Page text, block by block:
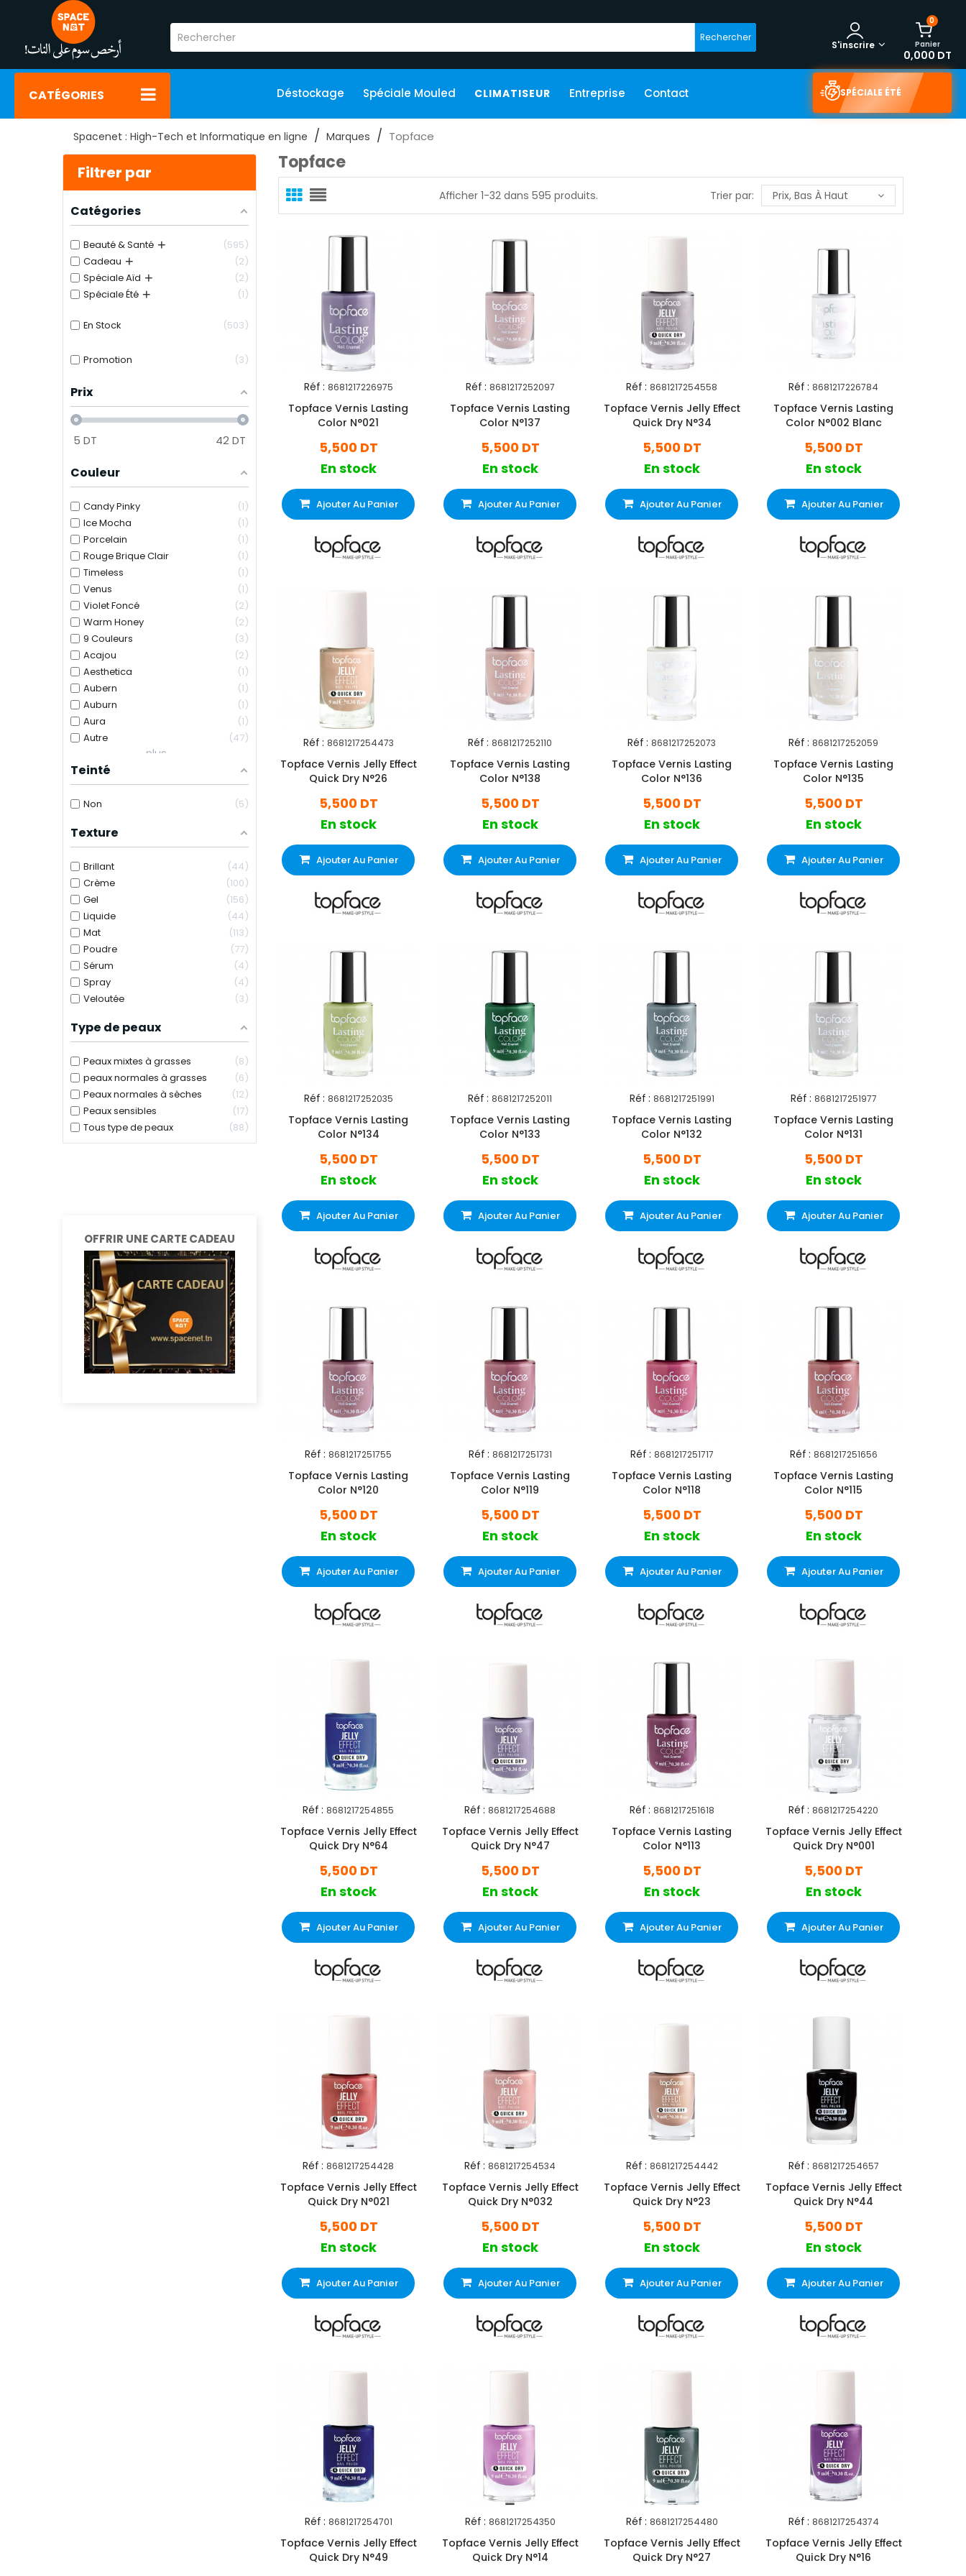
Rechercher
0
Panier
0,000 DT
S'inscrire
CATÉGORIES Déstockage Spéciale Mouled CLIMATISEUR Entreprise Contact SPÉCIALE ÉTÉ
Spacenet : High-Tech et Informatique en ligne Marques Topface
Filtrer par
Catégories
Beauté & Santé +
595
Cadeau +
2
Spéciale Aïd +
2
Spéciale Été + 1
En Stock 503
Promotion 3
Prix
5 DT 42 DT
Couleur
Candy Pinky
1
Ice Mocha
1
Porcelain
1
Rouge Brique Clair
1
Timeless
1
Venus
1
Violet Foncé
2
Warm Honey
2
9 Couleurs
3
Acajou
2
Aesthetica
1
Aubern
1
Auburn
1
Aura
1
Autre
47
plus...
Teinté
Non 5
Texture
Brillant
44
Crème
100
Gel
156
Liquide
44
Mat
113
Poudre
77
Sérum
4
Spray
4
Veloutée
3
Type de peaux
Peaux mixtes à grasses
8
peaux normales à grasses
6
Peaux normales à sèches
12
Peaux sensibles
17
Tous type de peaux
88
OFFRIR UNE CARTE CADEAU
Topface
Afficher 1-32 dans 595 produits. Trier par: Prix, Bas À Haut
Réf : 8681217226975
Topface Vernis Lasting
Color N°021
5,500 DT
En stock
Ajouter Au Panier
Réf : 8681217252097
Topface Vernis Lasting
Color N°137
5,500 DT
En stock
Ajouter Au Panier
Réf : 8681217254558
Topface Vernis Jelly Effect
Quick Dry N°34
5,500 DT
En stock
Ajouter Au Panier
Réf : 8681217226784
Topface Vernis Lasting
Color N°002 Blanc
5,500 DT
En stock
Ajouter Au Panier
Réf : 8681217254473
Topface Vernis Jelly Effect
Quick Dry N°26
5,500 DT
En stock
Ajouter Au Panier
Réf : 8681217252110
Topface Vernis Lasting
Color N°138
5,500 DT
En stock
Ajouter Au Panier
Réf : 8681217252073
Topface Vernis Lasting
Color N°136
5,500 DT
En stock
Ajouter Au Panier
Réf : 8681217252059
Topface Vernis Lasting
Color N°135
5,500 DT
En stock
Ajouter Au Panier
Réf : 8681217252035
Topface Vernis Lasting
Color N°134
5,500 DT
En stock
Ajouter Au Panier
Réf : 8681217252011
Topface Vernis Lasting
Color N°133
5,500 DT
En stock
Ajouter Au Panier
Réf : 8681217251991
Topface Vernis Lasting
Color N°132
5,500 DT
En stock
Ajouter Au Panier
Réf : 8681217251977
Topface Vernis Lasting
Color N°131
5,500 DT
En stock
Ajouter Au Panier
Réf : 8681217251755
Topface Vernis Lasting
Color N°120
5,500 DT
En stock
Ajouter Au Panier
Réf : 8681217251731
Topface Vernis Lasting
Color N°119
5,500 DT
En stock
Ajouter Au Panier
Réf : 8681217251717
Topface Vernis Lasting
Color N°118
5,500 DT
En stock
Ajouter Au Panier
Réf : 8681217251656
Topface Vernis Lasting
Color N°115
5,500 DT
En stock
Ajouter Au Panier
Réf : 8681217254855
Topface Vernis Jelly Effect
Quick Dry N°64
5,500 DT
En stock
Ajouter Au Panier
Réf : 8681217254688
Topface Vernis Jelly Effect
Quick Dry N°47
5,500 DT
En stock
Ajouter Au Panier
Réf : 8681217251618
Topface Vernis Lasting
Color N°113
5,500 DT
En stock
Ajouter Au Panier
Réf : 8681217254220
Topface Vernis Jelly Effect
Quick Dry N°001
5,500 DT
En stock
Ajouter Au Panier
Réf : 8681217254428
Topface Vernis Jelly Effect
Quick Dry N°021
5,500 DT
En stock
Ajouter Au Panier
Réf : 8681217254534
Topface Vernis Jelly Effect
Quick Dry N°032
5,500 DT
En stock
Ajouter Au Panier
Réf : 8681217254442
Topface Vernis Jelly Effect
Quick Dry N°23
5,500 DT
En stock
Ajouter Au Panier
Réf : 8681217254657
Topface Vernis Jelly Effect
Quick Dry N°44
5,500 DT
En stock
Ajouter Au Panier
Réf : 8681217254701
Topface Vernis Jelly Effect
Quick Dry N°49
Réf : 8681217254350
Topface Vernis Jelly Effect
Quick Dry N°14
Réf : 8681217254480
Topface Vernis Jelly Effect
Quick Dry N°27
Réf : 8681217254374
Topface Vernis Jelly Effect
Quick Dry N°16